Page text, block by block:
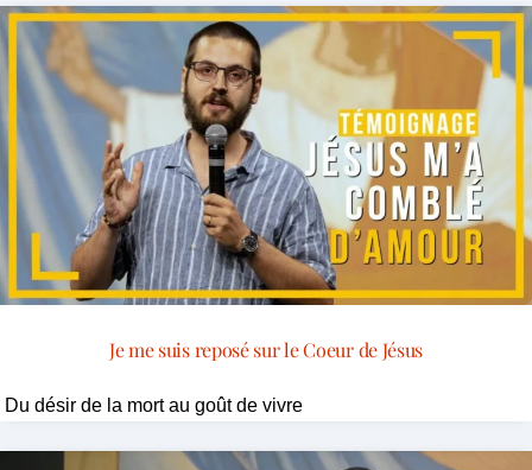
Je me suis reposé sur le Coeur de Jésus
Du désir de la mort au goût de vivre